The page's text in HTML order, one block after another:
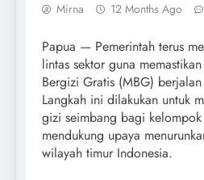
Mirna 12 Months Ago
Papua — Pemerintah terus
lintas sektor guna
Bergizi Gratis (MBG)
Langkah ini dilakukan untuk
gizi seimbang bagi
mendukung upaya
wilayah timur Indonesia.